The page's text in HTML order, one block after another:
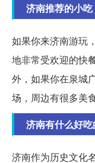
济南推荐的小
如果你来济南游玩
地非常受欢迎的快
外，如果你在泉城
场，周边有很多美
济南有什么好
济南作为历史文化